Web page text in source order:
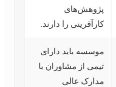
پژوهش‌های
کارآفرینی را دارند.
موسسه باید دارای
تیمی از مشاوران با
مدارک عالی